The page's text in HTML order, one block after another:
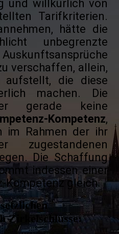
und willkürlich von
Tarifkriterien.
hätte die
unbegrenzte
verschaffen, allein,
die diese
machen. Die
gerade keine
Kompetenz,
im Rahmen der ihr
zugestandenen
Die Schaffung
indessen einer
Kompetenz gleich.
Zirkelschlüsse: